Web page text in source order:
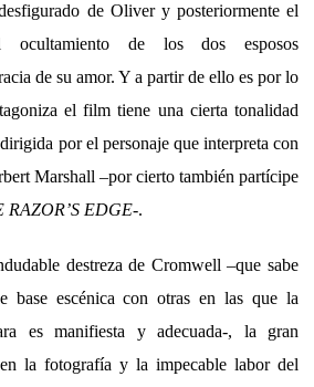
de Oliver y posteriormente el
ocultamiento de los dos esposos
de su amor. Y a partir de ello es por lo
el film tiene una cierta tonalidad
por el personaje que interpreta con
Marshall –por cierto también partícipe
RAZOR’S EDGE-.
destreza de Cromwell –que sabe
base escénica con otras en las que la
es manifiesta y adecuada-, la gran
la fotografía y la impecable labor del